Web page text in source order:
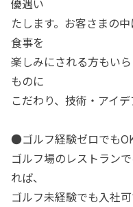
優遇い
たします。お客さまの
食事を
楽しみにされる方もい
ものに
こだわり、技術・アイ
●ゴルフ経験ゼロでも
ゴルフ場のレストラン
れば、
ゴルフ未経験でも入社